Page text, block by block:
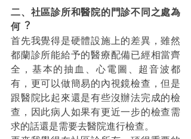
⼆、社區診所和醫院的⾨診不同之處為
何︖
首先我覺得是硬體設施上的差異，雖然
都蘭診所能給予的醫療配備已經相當齊
全，基本的抽血、心電圖、超音波都
有，更可以做簡易的內視鏡檢查，但是
跟醫院比起來還是有些沒辦法完成的檢
查，因此病人如果有更近一步的檢查需
求的話還是需要去醫院進行檢查。